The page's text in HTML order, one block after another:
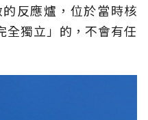
反應爐，位於當時核
全獨立」的，不會有任